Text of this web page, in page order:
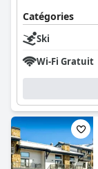
Catégories
Ski
Wi-Fi Gratuit